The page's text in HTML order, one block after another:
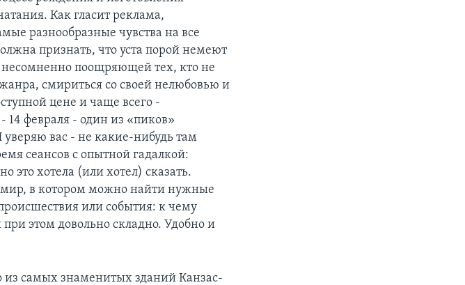
Как гласит реклама,
разнообразные чувства на все
признать, что уста порой немеют
несомненно поощряющей тех, кто не
смириться со своей нелюбовью и
цене и чаще всего -
февраля - один из «пиков»
вас - не какие-нибудь там
сеансов с опытной гадалкой:
это хотела (или хотел) сказать.
в котором можно найти нужные
или события: к чему
при этом довольно складно. Удобно и
из самых знаменитых зданий Канзас-